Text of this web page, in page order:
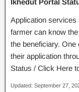
Ikhedut Portal
Application services
farmer can know
the beneficiary. One
their application
Status / Click Here
Updated: September 27,